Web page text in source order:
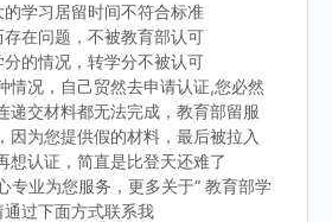
学习居留时间不符合标准
在问题，不被教育部认可
的情况，转学分不被认可
情况，自己贸然去申请认证,您必然
递交材料都无法完成，教育部留服
因为您提供假的材料，最后被拉入
想认证，简直是比登天还难了
业为您服务，更多关于“ 教育部学
通过下面方式联系我